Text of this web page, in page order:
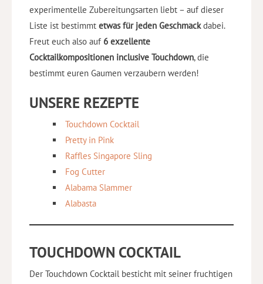
experimentelle Zubereitungsarten liebt – auf dieser
Liste ist bestimmt etwas für jeden Geschmackdabei.
Freut euch also auf 6 exzellente
Cocktailkompositionen inclusive Touchdown, die
bestimmt euren Gaumen verzaubern werden!
UNSERE REZEPTE
Touchdown Cocktail
Pretty in Pink
Raffles Singapore Sling
Fog Cutter
Alabama Slammer
Alabasta
TOUCHDOWN COCKTAIL
Der Touchdown Cocktail besticht mit seiner fruchtigen